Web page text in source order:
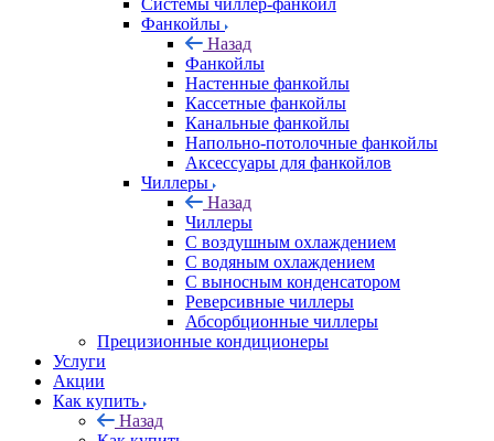
Системы чиллер-фанкойл
Фанкойлы
Назад
Фанкойлы
Настенные фанкойлы
Кассетные фанкойлы
Канальные фанкойлы
Напольно-потолочные фанкойлы
Аксессуары для фанкойлов
Чиллеры
Назад
Чиллеры
С воздушным охлаждением
С водяным охлаждением
С выносным конденсатором
Реверсивные чиллеры
Абсорбционные чиллеры
Прецизионные кондиционеры
Услуги
Акции
Как купить
Назад